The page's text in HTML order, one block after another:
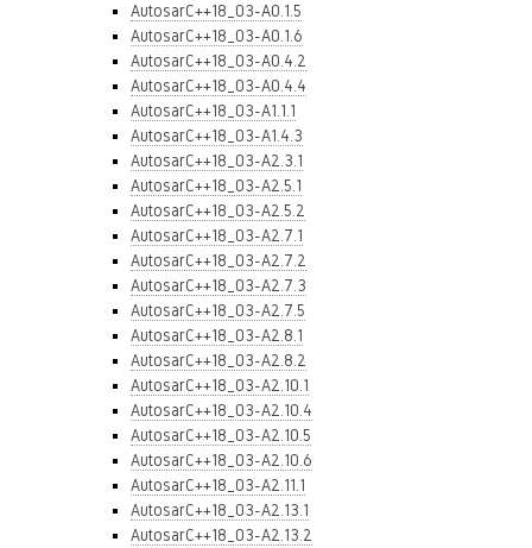
AutosarC++18_03-A0.1.5
AutosarC++18_03-A0.1.6
AutosarC++18_03-A0.4.2
AutosarC++18_03-A0.4.4
AutosarC++18_03-A1.1.1
AutosarC++18_03-A1.4.3
AutosarC++18_03-A2.3.1
AutosarC++18_03-A2.5.1
AutosarC++18_03-A2.5.2
AutosarC++18_03-A2.7.1
AutosarC++18_03-A2.7.2
AutosarC++18_03-A2.7.3
AutosarC++18_03-A2.7.5
AutosarC++18_03-A2.8.1
AutosarC++18_03-A2.8.2
AutosarC++18_03-A2.10.1
AutosarC++18_03-A2.10.4
AutosarC++18_03-A2.10.5
AutosarC++18_03-A2.10.6
AutosarC++18_03-A2.11.1
AutosarC++18_03-A2.13.1
AutosarC++18_03-A2.13.2